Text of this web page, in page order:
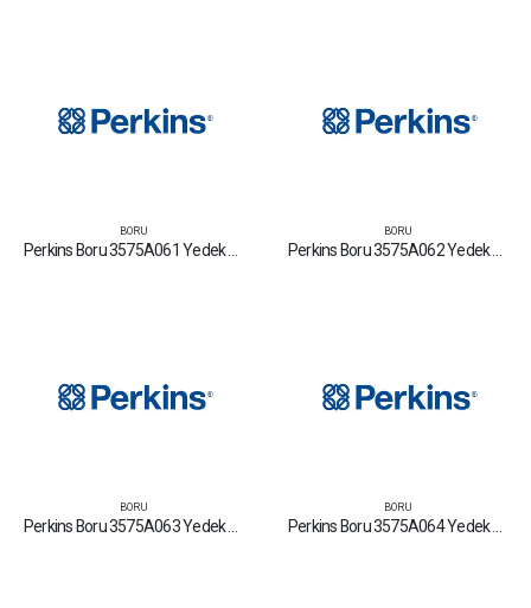
BORU
Perkins Boru 3575A061 Yedek Parça Fiyat Tamir Bakım Satan Firmalar
BORU
Perkins Boru 3575A062 Yedek Parça Fiyat Tamir Bakım Satan Firmalar
BORU BORU